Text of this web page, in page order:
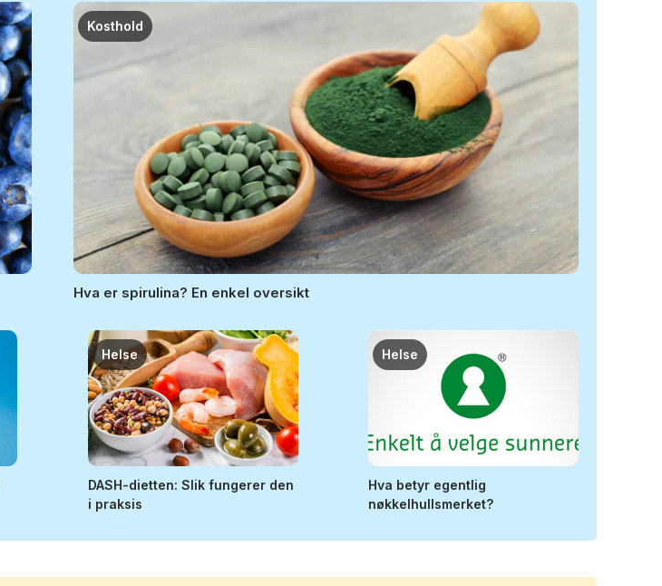
Hva er spirulina? En enkel oversikt
Kosthold
DASH-dietten: Slik fungerer den
i praksis
Helse
Hva betyr egentlig
nøkkelhullsmerket?
Helse